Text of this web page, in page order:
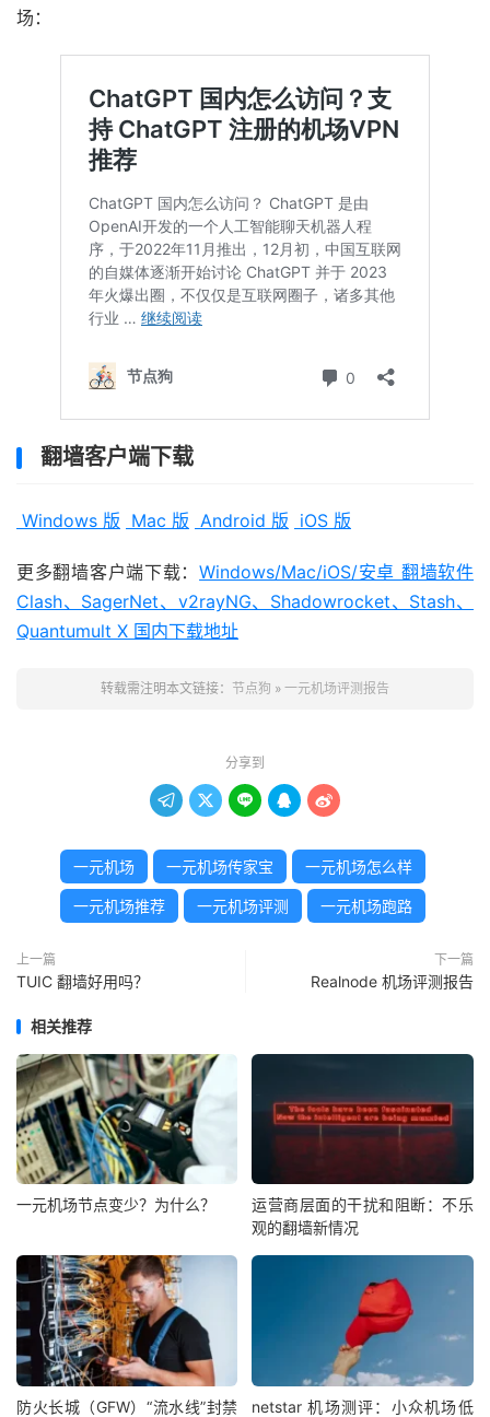
场：
翻墙客户端下载
Windows 版 Mac 版 Android 版 iOS 版
更多翻墙客户端下载：Windows/Mac/iOS/安卓 翻墙软件
Clash、SagerNet、v2rayNG、Shadowrocket、Stash、
Quantumult X 国内下载地址
转载需注明本文链接： 节点狗 » 一元机场评测报告
分享到
    
一元机场 一元机场传家宝 一元机场怎么样
一元机场推荐 一元机场评测 一元机场跑路
上一篇
TUIC 翻墙好用吗？
下一篇
Realnode 机场评测报告
相关推荐
一元机场节点变少？为什么？
运营商层面的干扰和阻断：不乐
观的翻墙新情况
防火长城（GFW）“流水线”封禁
netstar 机场测评：小众机场低